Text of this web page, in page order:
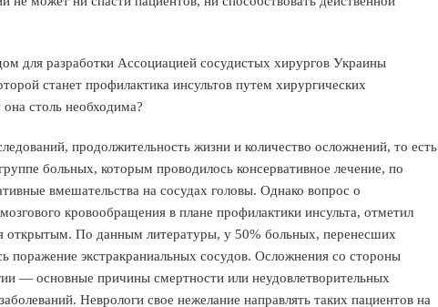
для разработки Ассоциацией сосудистых хирургов Украины
станет профилактика инсультов путем хирургических
столь необходима?
продолжительность жизни и количество осложнений, то есть
больных, которым проводилось консервативное лечение, по
вмешательства на сосудах головы. Однако вопрос о
кровообращения в плане профилактики инсульта, отметил
открытым. По данным литературы, у 50% больных, перенесших
поражение экстракраниальных сосудов. Осложнения со стороны
— основные причины смертности или неудовлетворительных
Неврологи свое нежелание направлять таких пациентов на